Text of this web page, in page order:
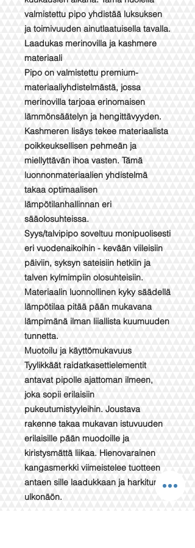
valmistettu pipo yhdistää luksuksen
ja toimivuuden ainutlaatuisella tavalla.
Laadukas merinovilla ja kashmere
materiaali
Pipo on valmistettu premium-
materiaaliyhdistelmästä, jossa
merinovilla tarjoaa erinomaisen
lämmönsäätelyn ja hengittävyyden.
Kashmeren lisäys tekee materiaalista
poikkeuksellisen pehmeän ja
miellyttävän ihoa vasten. Tämä
luonnonmateriaalien yhdistelmä
takaa optimaalisen
lämpötilanhallinnan eri
sääolosuhteissa.
Syys/talvipipo soveltuu monipuolisesti
eri vuodenaikoihin - kevään viileisiin
päiviin, syksyn sateisiin hetkiin ja
talven kylmimpiin olosuhteisiin.
Materiaalin luonnollinen kyky säädellä
lämpötilaa pitää pään mukavana
lämpimänä ilman liiallista kuumuuden
tunnetta.
Muotoilu ja käyttömukavuus
Tyylikkäät raidatkasettielementit
antavat pipolle ajattoman ilmeen,
joka sopii erilaisiin
pukeutumistyyleihin. Joustava
rakenne takaa mukavan istuvuuden
erilaisille pään muodoille ja
kiristysmättä liikaa. Hienovarainen
kangasmerkki viimeistelee tuotteen
antaen sille laadukkaan ja harkitun
ulkonäön.